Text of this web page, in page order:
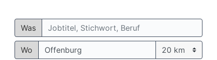
Was
Wo